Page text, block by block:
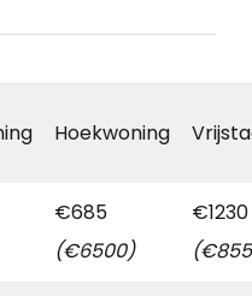
Hoekwoning
€685
(€6500)
€1230